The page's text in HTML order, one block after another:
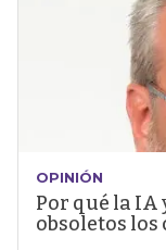
OPINIÓN
Por qué la IA
obsoletos